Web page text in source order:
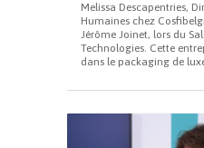
Melissa Descapentries,
Humaines chez
Jérôme Joinet, lors du
Technologies. Cette
dans le packaging de